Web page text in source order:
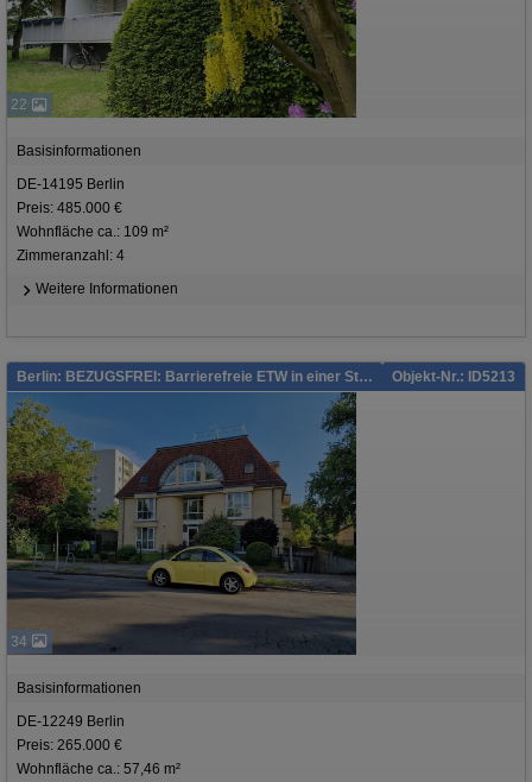
22
Basisinformationen
DE-14195 Berlin
Preis: 485.000 €
Wohnfläche ca.: 109 m²
Zimmeranzahl: 4
Weitere Informationen
Berlin: BEZUGSFREI: Barrierefreie ETW in einer Stadtvilla! Objekt-Nr.: ID5213
34
Basisinformationen
DE-12249 Berlin
Preis: 265.000 €
Wohnfläche ca.: 57,46 m²